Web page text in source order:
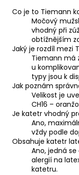
Co je to Tiemann
Močový
vhodný při
obtížnějším
Jaký je rozdíl mezi
Tiemann má
u
typy jsou k
Jak poznám
Velikost je
CH16 –
Je katetr vhodný
Ano,
vždy podle
Obsahuje katetr
Ano, jedná
alergií na
katetru.